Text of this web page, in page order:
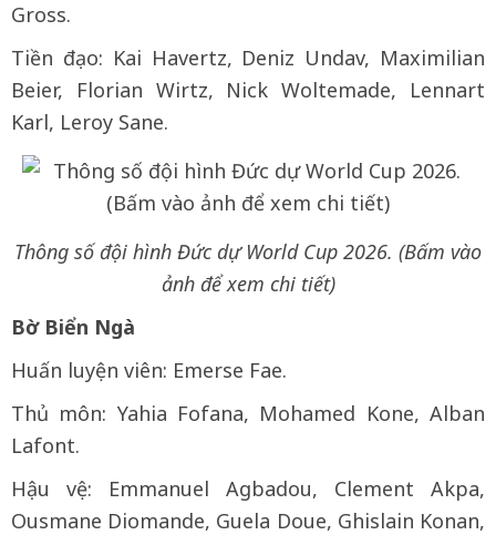
Gross.
Tiền đạo: Kai Havertz, Deniz Undav, Maximilian
Beier, Florian Wirtz, Nick Woltemade, Lennart
Karl, Leroy Sane.
Thông số đội hình Đức dự World Cup 2026. (Bấm vào
ảnh để xem chi tiết)
Bờ Biển Ngà
Huấn luyện viên: Emerse Fae.
Thủ môn: Yahia Fofana, Mohamed ​Kone, Alban
Lafont.
Hậu vệ: Emmanuel Agbadou, Clement Akpa,
Ousmane Diomande, Guela Doue, Ghislain Konan,